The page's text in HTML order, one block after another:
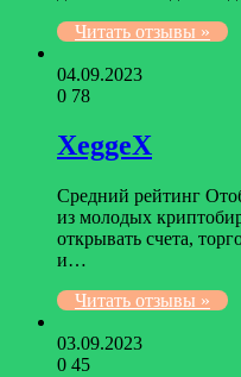
Читать отзывы »
04.09.2023
0 78
XeggeX
Средний рейтинг
из молодых
открывать счета,
и…
Читать отзывы »
03.09.2023
0 45